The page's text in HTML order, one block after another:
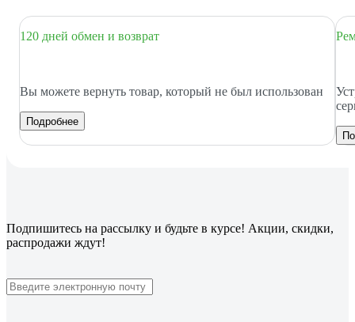
120 дней обмен и возврат
Вы можете вернуть товар, который не был использован
Подробнее
Подпишитесь на рассылку и будьте в курсе! Акции, скидки,
распродажи ждут!